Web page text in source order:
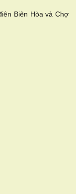
Biên Hòa và Chợ